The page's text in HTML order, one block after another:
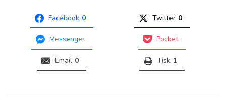
Facebook 0 Twitter 0
Messenger Pocket
Email 0 Tisk 1